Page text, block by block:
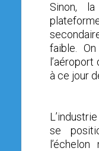
Sinon,
faible.
l’aéroport
à ce jour
se